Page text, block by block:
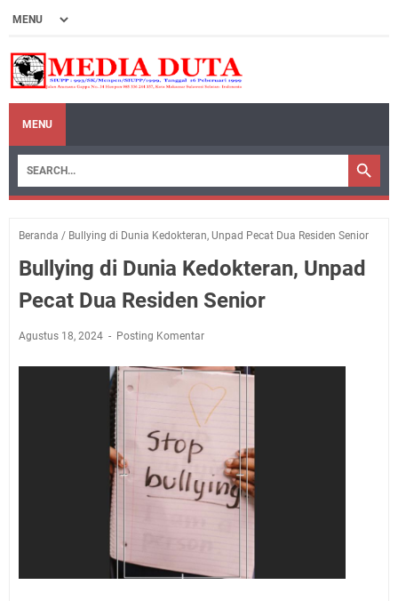
MENU
Beranda / Bullying di Dunia Kedokteran, Unpad Pecat Dua Residen Senior
Bullying di Dunia Kedokteran, Unpad
Pecat Dua Residen Senior
Agustus 18, 2024 Posting Komentar